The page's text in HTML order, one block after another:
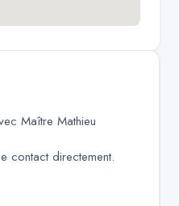
Maître Mathieu
contact directement.